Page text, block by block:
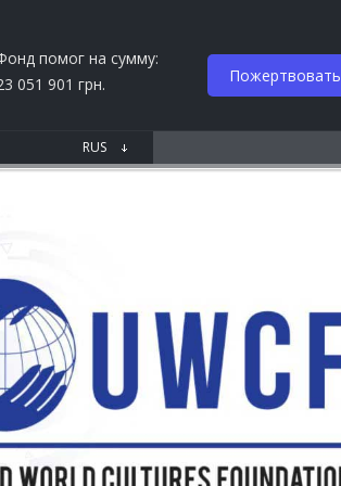
помог на сумму:
051 901 грн.
Пожертвовать